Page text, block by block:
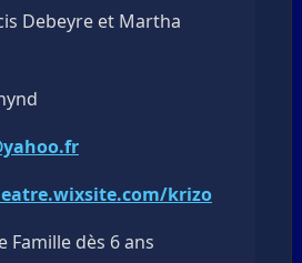
Debeyre et Martha
krizo
Famille dès 6 ans